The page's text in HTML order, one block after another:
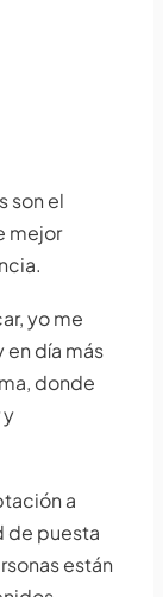
son el
mejor
yo me
en día más
donde
y
a
de puesta
están